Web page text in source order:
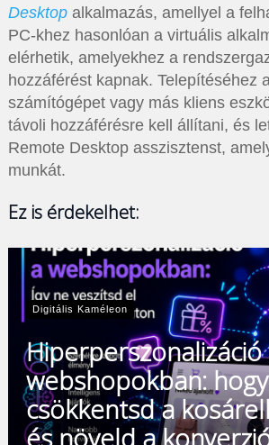
Desktopalkalmazás, amellyel a
PC-khez hasonlóan a virtuális
elérhetik, amelyekhez a
hozzáférést kapnak. Telepítéséhez
számítógépet vagy más kliens
távoli hozzáférésre kell állítani, és
Remote Desktop asszisztenst,
munkát.
Ez is érdekelhet:
Digitális Kaméleon
Hiperperszonalizáció
webshopokban:
csökkentsd a
és növeld a